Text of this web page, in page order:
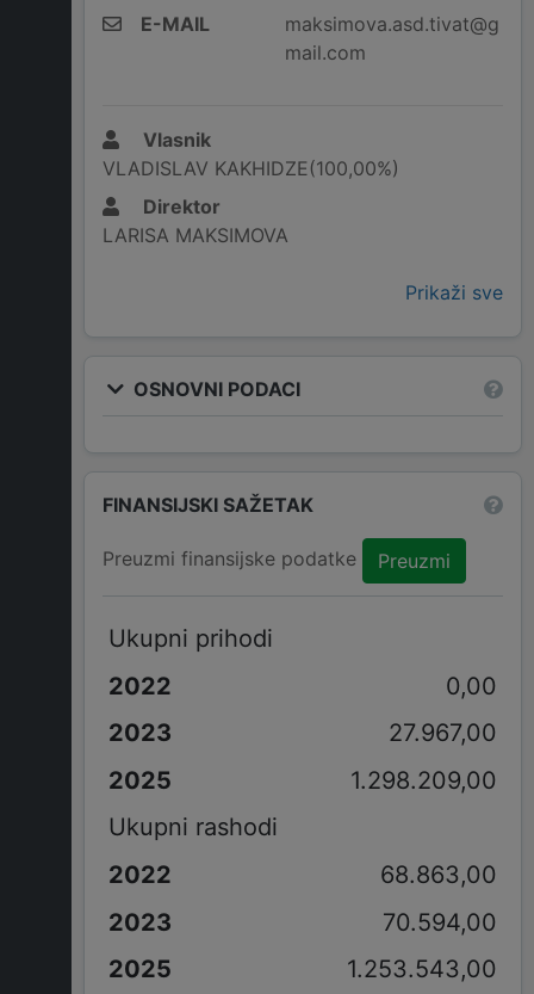
E-MAIL
maksimova.asd.tivat@g
mail.com
Vlasnik
VLADISLAV KAKHIDZE(100,00%)
Direktor
LARISA MAKSIMOVA
Prikaži sve
OSNOVNI PODACI
FINANSIJSKI SAŽETAK
Preuzmi finansijske podatke Preuzmi
Ukupni prihodi
0,00
27.967,00
1.298.209,00
Ukupni rashodi
68.863,00
70.594,00
1.253.543,00